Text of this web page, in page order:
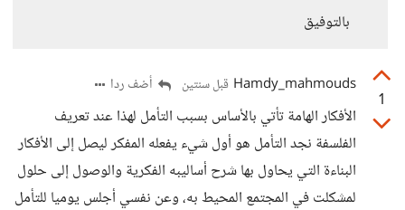
بالتوفيق
1
Hamdy_mahmouds قبل سنتين أضف ردا
الأفكار الهامة تأتي بالأساس بسبب التأمل لهذا عند تعريف
الفلسفة نجد التأمل هو أول شيء يفعله المفكر ليصل إلى الأفكار
البناءة التي يحاول بها شرح أساليبه الفكرية والوصول إلى حلول
لمشكلت في المجتمع المحيط به، وعن نفسي أجلس يوميا للتأمل